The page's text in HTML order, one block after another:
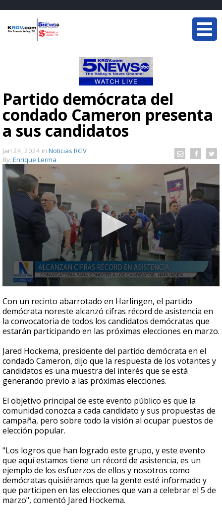
Partido demócrata del
condado Cameron presenta
a sus candidatos
Jan 24, 2024 in Noticias RGV
By: Enrique Lerma
seconds
of
1
minute,
14
Con un recinto abarrotado en Harlingen, el partido
demócrata noreste alcanzó cifras récord de asistencia en
la convocatoria de todos los candidatos demócratas que
estarán participando en las próximas elecciones en marzo.
Jared Hockema, presidente del partido demócrata en el
condado Cameron, dijo que la respuesta de los votantes y
candidatos es una muestra del interés que se está
generando previo a las próximas elecciones.
El objetivo principal de este evento público es que la
comunidad conozca a cada candidato y sus propuestas de
campaña, pero sobre todo la visión al ocupar puestos de
elección popular.
"Los logros que han logrado este grupo, y este evento
que aquí estamos tiene un récord de asistencia, es un
ejemplo de los esfuerzos de ellos y nosotros como
demócratas quisiéramos que la gente esté informado y
que participen en las elecciones que van a celebrar el 5 de
marzo", comentó Jared Hockema.